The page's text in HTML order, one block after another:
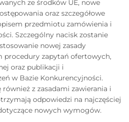
ze środków UE, nowe
oraz szczegółowe
przedmiotu zamówienia i
Szczególny nacisk zostanie
nowej zasady
procedury zapytań ofertowych,
oraz publikacji i
w Bazie Konkurencyjności.
z zasadami zawierania i
odpowiedzi na najczęściej
nowych wymogów.